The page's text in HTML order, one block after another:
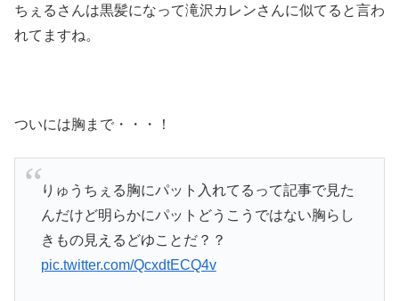
ちぇるさんは黒髪になって滝沢カレンさんに似てると言わ
れてますね。
ついには胸まで・・・！
りゅうちぇる胸にパット入れてるって記事で見た
んだけど明らかにパットどうこうではない胸らし
きもの見えるどゆことだ？？
pic.twitter.com/QcxdtECQ4v